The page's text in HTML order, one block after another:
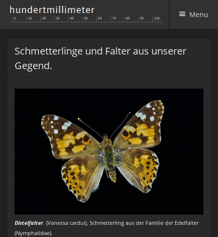
Menu
Schmetterlinge und Falter aus unserer
Gegend.
Distelfalter (Vanessa cardui), Schmetterling aus der Familie der Edelfalter
(Nymphalidae).